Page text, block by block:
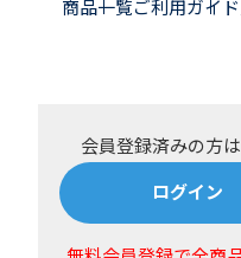
商品一覧ご利用ガイド
ログイン